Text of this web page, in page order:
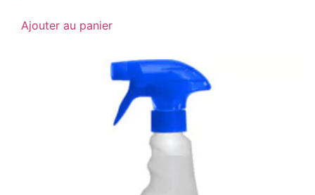
Ajouter au panier